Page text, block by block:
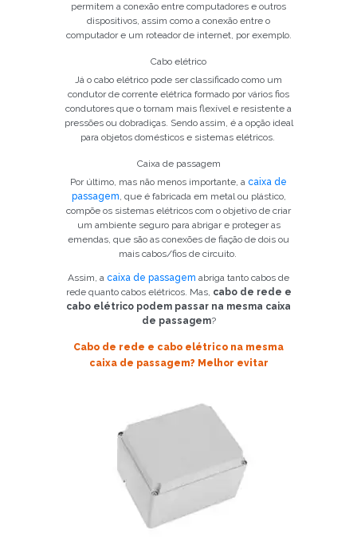
permitem a conexão entre computadores e outros
dispositivos, assim como a conexão entre o
computador e um roteador de internet, por exemplo.
Cabo elétrico
Já o cabo elétrico pode ser classificado como um
condutor de corrente elétrica formado por vários fios
condutores que o tornam mais flexível e resistente a
pressões ou dobradiças. Sendo assim, é a opção ideal
para objetos domésticos e sistemas elétricos.
Caixa de passagem
Por último, mas não menos importante, a caixa de
passagem, que é fabricada em metal ou plástico,
compõe os sistemas elétricos com o objetivo de criar
um ambiente seguro para abrigar e proteger as
emendas, que são as conexões de fiação de dois ou
mais cabos/fios de circuito.
Assim, a caixa de passagem abriga tanto cabos de
rede quanto cabos elétricos. Mas, cabo de rede e
cabo elétrico podem passar na mesma caixa
de passagem?
Cabo de rede e cabo elétrico na mesma
caixa de passagem? Melhor evitar